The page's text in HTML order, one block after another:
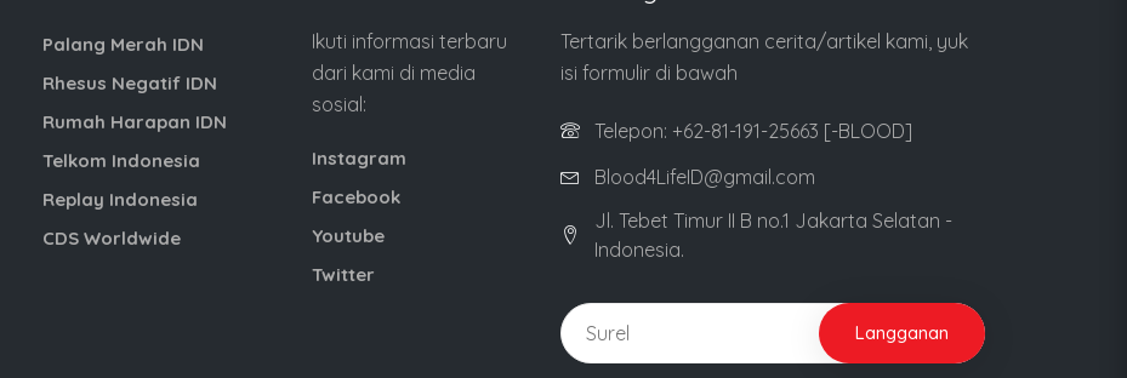
Palang Merah IDN
Rhesus Negatif IDN
Rumah Harapan IDN
Telkom Indonesia
Replay Indonesia
CDS Worldwide
Ikuti informasi terbaru
dari kami di media
sosial:
Instagram
Facebook
Youtube
Twitter
Tertarik berlangganan cerita/artikel kami, yuk
isi formulir di bawah
Telepon: +62-81-191-25663 [-BLOOD]
Blood4LifeID@gmail.com
Jl. Tebet Timur II B no.1 Jakarta Selatan -
Indonesia.
Langganan